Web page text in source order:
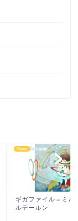
News
ギガファイル＝ミル
ルテールン